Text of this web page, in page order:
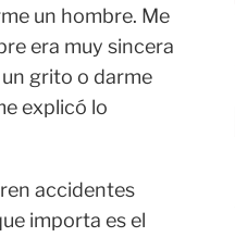
un hombre. Me
era muy sincera
grito o darme
explicó lo
accidentes
importa es el